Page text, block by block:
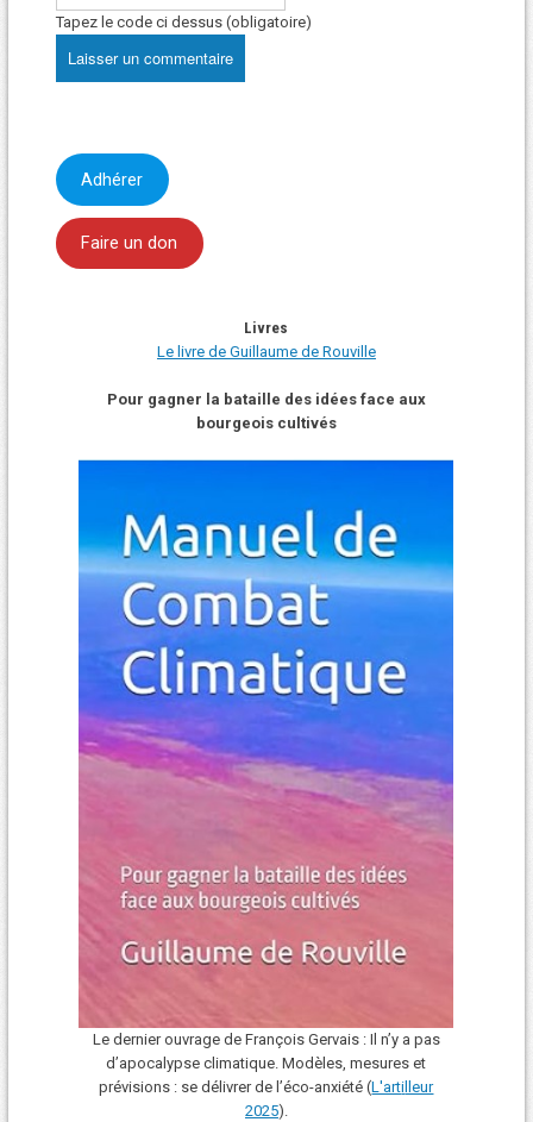
Tapez le code ci dessus (obligatoire)
Adhérer
Faire un don
Livres
Le livre de Guillaume de Rouville
Pour gagner la bataille des idées face aux
bourgeois cultivés
Le dernier ouvrage de François Gervais : Il n’y a pas
d’apocalypse climatique. Modèles, mesures et
prévisions : se délivrer de l’éco-anxiété (L'arti lleur
2025).